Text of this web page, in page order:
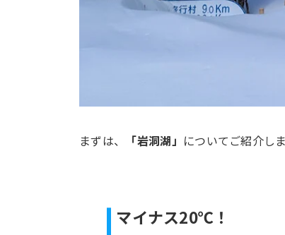
まずは、 「岩洞湖」 についてご紹介しま
マイナス20℃！